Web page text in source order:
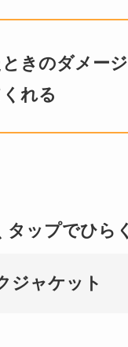
きのダメー
れる
タップでひら
ジャケット